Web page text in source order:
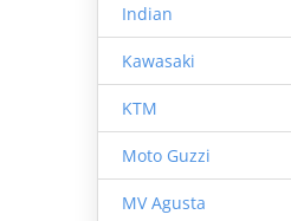
Indian
Kawasaki
KTM
Moto Guzzi
MV Agusta